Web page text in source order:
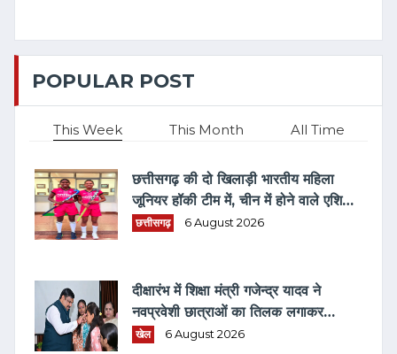
POPULAR POST
This Week This Month All Time
छत्तीसगढ़ की दो खिलाड़ी भारतीय महिला
जूनियर हॉकी टीम में, चीन में होने वाले एशिया
कप में दिखाएंगी दम
छत्तीसगढ़ 6 August 2026
दीक्षारंभ में शिक्षा मंत्री गजेन्द्र यादव ने
नवप्रवेशी छात्राओं का तिलक लगाकर
विद्यार्थियों से किये आत्मीय संवाद
खेल 6 August 2026